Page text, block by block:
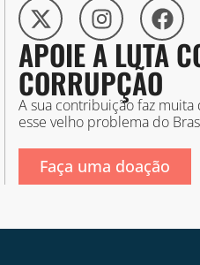
APOIE A LUTA
CORRUPÇÃO
A sua contribuição faz
esse velho problema do
Faça uma doação